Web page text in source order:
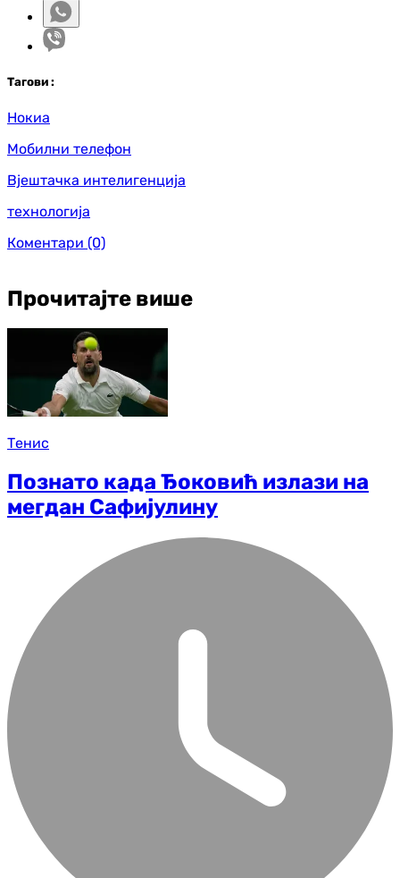
Тагови :
Нокиа
Мобилни телефон
Вјештачка интелигенција
технологија
Коментари (0)
Прочитајте више
Тенис
Познато када Ђоковић излази на
мегдан Сафијулину